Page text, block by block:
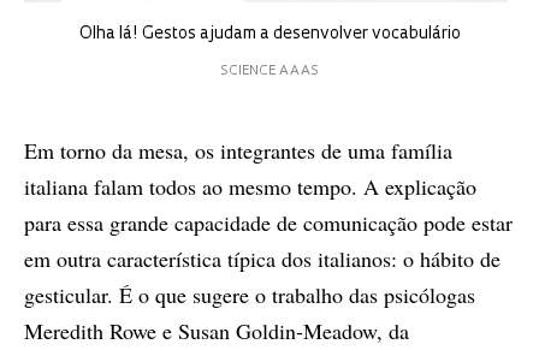
Olha lá! Gestos ajudam a desenvolver vocabulário
SCIENCE AAAS
Em torno da mesa, os integrantes de uma família
italiana falam todos ao mesmo tempo. A explicação
para essa grande capacidade de comunicação pode estar
em outra característica típica dos italianos: o hábito de
gesticular. É o que sugere o trabalho das psicólogas
Meredith Rowe e Susan Goldin-Meadow, da